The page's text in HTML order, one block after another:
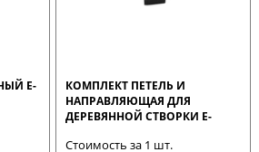
E-
КОМПЛЕКТ ПЕТЕЛЬ И
НАПРАВЛЯЮЩАЯ ДЛЯ
ДЕРЕВЯННОЙ СТВОРКИ E-
Стоимость за 1 шт.